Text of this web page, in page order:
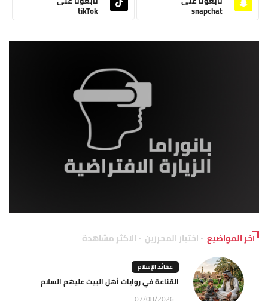
snapchat
tikTok
آخر المواضيع اختيار المحررين الاكثر مشاهدة
عقائد الإسلام
القناعة في روايات أهل البيت عليهم السلام